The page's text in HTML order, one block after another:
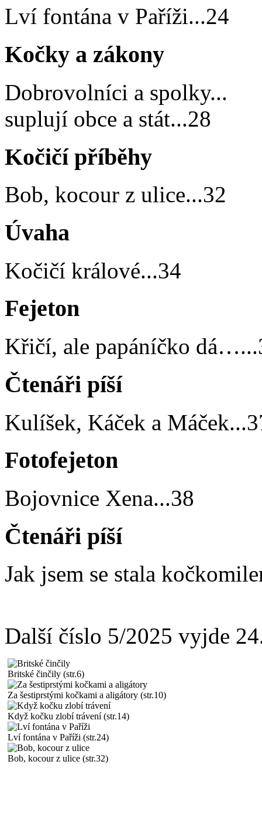
Lví fontána v Paříži...24
Kočky a zákony
Dobrovolníci a spolky...
suplují obce a stát...28
Kočičí příběhy
Bob, kocour z ulice...32
Úvaha
Kočičí králové...34
Fejeton
Křičí, ale papáníčko dá…...
Čtenáři píší
Kulíšek, Káček a Máček...
Fotofejeton
Bojovnice Xena...38
Čtenáři píší
Jak jsem se stala
Další číslo 5/2025 vyjde
Britské činčily (str.6)
Za šestiprstými kočkami a aligátory (str.10)
Když kočku zlobí trávení (str.14)
Lví fontána v Paříži (str.24)
Bob, kocour z ulice (str.32)